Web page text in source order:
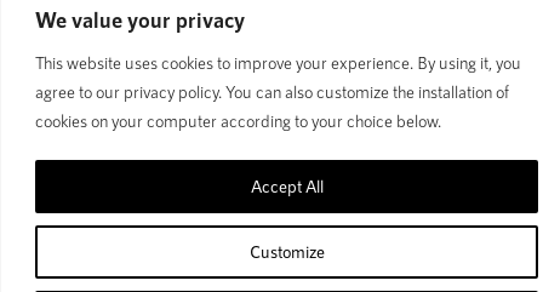
We value your privacy
This website uses cookies to improve your experience. By using it, you
agree to our privacy policy. You can also customize the installation of
cookies on your computer according to your choice below.
Customize
Accept All